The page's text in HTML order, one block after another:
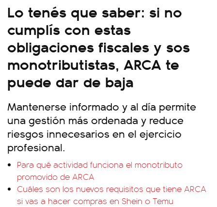
Lo tenés que saber: si no
cumplís con estas
obligaciones fiscales y sos
monotributistas, ARCA te
puede dar de baja
Mantenerse informado y al día permite
una gestión más ordenada y reduce
riesgos innecesarios en el ejercicio
profesional.
Para qué actividad funciona el monotributo
promovido de ARCA
Cuáles son los nuevos requisitos que tiene ARCA
si vas a hacer compras en Shein o Temu